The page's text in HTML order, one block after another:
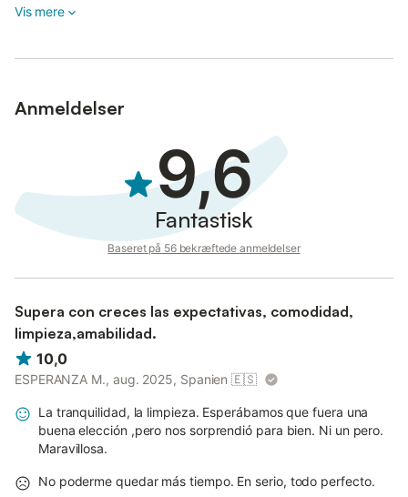
foranstaltninger.
Vis mere
Anmeldelser
9,6
Fantastisk
Baseret på 56 bekræftede anmeldelser
Supera con creces las expectativas, comodidad,
limpieza,amabilidad.
10,0
ESPERANZA M., aug. 2025, Spanien 🇪🇸
La tranquilidad, la limpieza. Esperábamos que fuera una
buena elección ,pero nos sorprendió para bien. Ni un pero.
Maravillosa.
No poderme quedar más tiempo. En serio, todo perfecto.